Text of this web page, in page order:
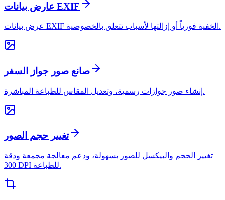
عارض بيانات EXIF
عرض بيانات EXIF الخفية فورياً أو إزالتها لأسباب تتعلق بالخصوصية.
صانع صور جواز السفر
إنشاء صور جوازات رسمية، وتعديل المقاس للطباعة المباشرة.
تغيير حجم الصور
تغيير الحجم والبيكسل للصور بسهولة، ودعم معالجة مجمعة ودقة
300 DPI للطباعة.